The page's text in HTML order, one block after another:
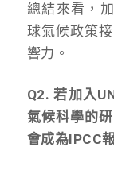
總結來看，
球氣候政策
響力。
Q2. 若加入
氣候科學的
會成為IPCC